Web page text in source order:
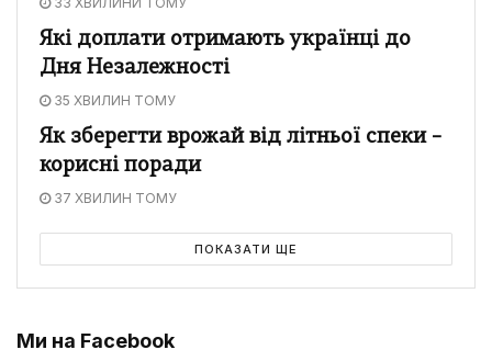
Які доплати отримають українці до
Дня Незалежності
35 ХВИЛИН ТОМУ
Як зберегти врожай від літньої спеки –
корисні поради
37 ХВИЛИН ТОМУ
ПОКАЗАТИ ЩЕ
Ми на Facebook